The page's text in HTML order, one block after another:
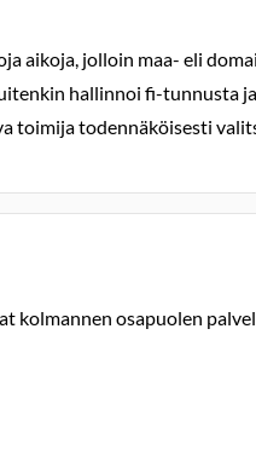
aikoja, jolloin maa- eli
hallinnoi fi-tunnusta
toimija todennäköisesti
kolmannen osapuolen